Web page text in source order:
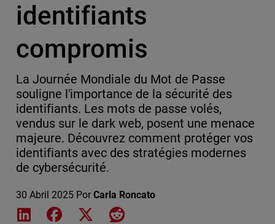
identifiants
compromis
La Journée Mondiale du Mot de Passe
souligne l'importance de la sécurité des
identifiants. Les mots de passe volés,
vendus sur le dark web, posent une menace
majeure. Découvrez comment protéger vos
identifiants avec des stratégies modernes
de cybersécurité.
30 Abril 2025 Por Carla Roncato
Share on LinkedIn
Share on Facebook
Share on XShare on Reddit